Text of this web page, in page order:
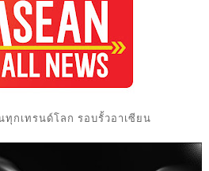
กเทรนด์โลก รอบรั้วอาเซียน